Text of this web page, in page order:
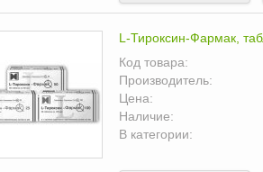
L-Тироксин-Фармак,
Код товара:
Производитель:
Цена:
Наличие:
В категории: